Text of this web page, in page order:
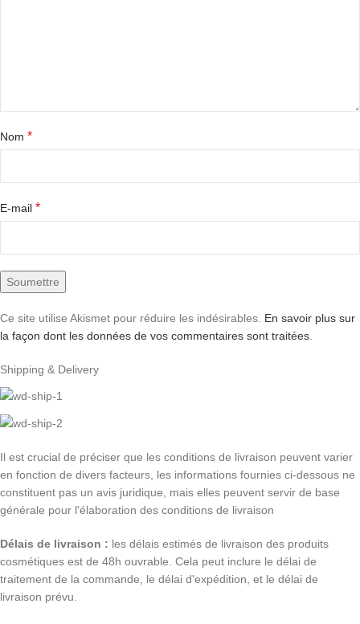
Nom *
E-mail *
Ce site utilise Akismet pour réduire les indésirables. En savoir plus sur
la façon dont les données de vos commentaires sont traitées
Shipping & Delivery
Il est crucial de préciser que les conditions de livraison peuvent varier
en fonction de divers facteurs, les informations fournies ci-dessous ne
constituent pas un avis juridique, mais elles peuvent servir de base
générale pour l'élaboration des conditions de livraison
Délais de livraison : les délais estimés de livraison des produits
cosmétiques est de 48h ouvrable. Cela peut inclure le délai de
traitement de la commande, le délai d'expédition, et le délai de
livraison prévu.